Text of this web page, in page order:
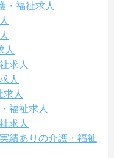
・福祉求人
人
求人
人
人
福祉求人
求人
績ありの介護・福祉